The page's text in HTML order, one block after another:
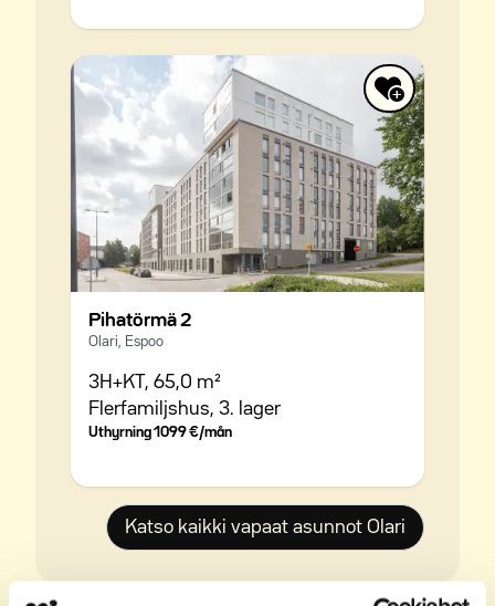
Pihatörmä 2
Olari, Espoo
3H+KT, 65,0 m²
Flerfamiljshus, 3. lager
Uthyrning1099 €/mån
Katso kaikki vapaat asunnot Olari